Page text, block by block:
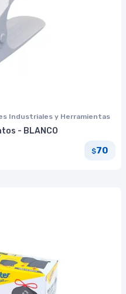
Industriales y Herramientas
- BLANCO
$70